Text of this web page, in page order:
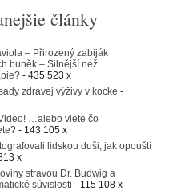
články
– Přirozený zabiják
buněk – Silnější než
- 435 523 x
zdravej výživy v kocke -
…alebo viete čo
- 143 105 x
lidskou duši, jak opouští
x
stravou Dr. Budwig a
súvislosti - 115 108 x